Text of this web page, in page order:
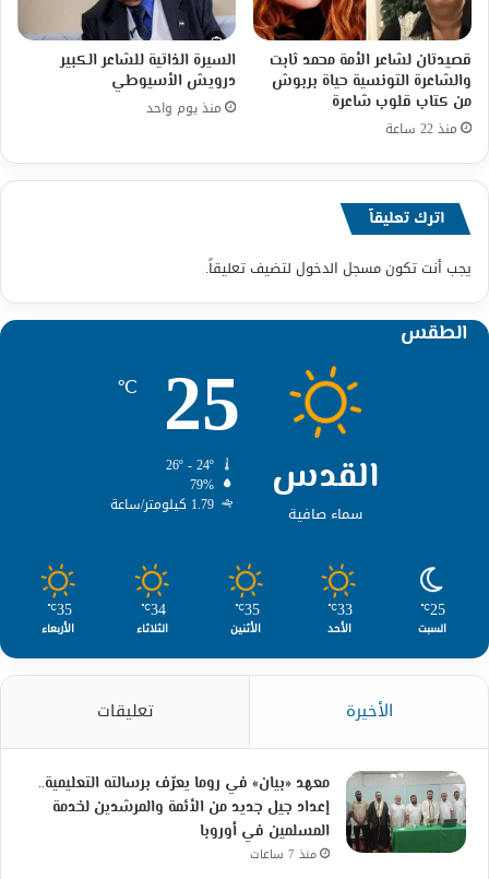
قصيدتان لشاعر الأمة محمد ثابت
والشاعرة التونسية حياة بربوش
من كتاب قلوب شاعرة
منذ 22 ساعة
السيرة الذاتية للشاعر الكبير
درويش الأسيوطي
منذ يوم واحد
اترك تعليقاً
يجب أنت تكونمسجل الدخول لتضيف تعليقاً.
الطقس
القدس
سماء صافية
25
℃
79%
1.79 كيلومتر/ساعة
25
℃
السبت
33
℃
الأحد
35
℃
الأثنين
34
℃
الثلاثاء
35
℃
الأربعاء
الأخيرة تعليقات
معهد «بيان» في روما يعرّف برسالته التعليمية..
إعداد جيل جديد من الأئمة والمرشدين لخدمة
المسلمين في أوروبا
منذ 7 ساعات